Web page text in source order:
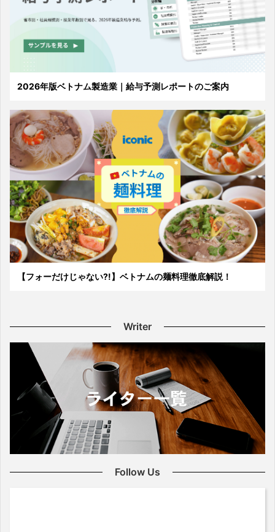
2026年版ベトナム製造業｜給与予測レポートのご案内
【フォーだけじゃない?!】ベトナムの麺料理徹底解説！
Writer
Follow Us